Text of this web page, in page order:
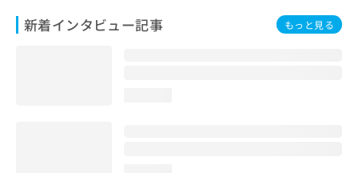
新着インタビュー記事 もっと見る